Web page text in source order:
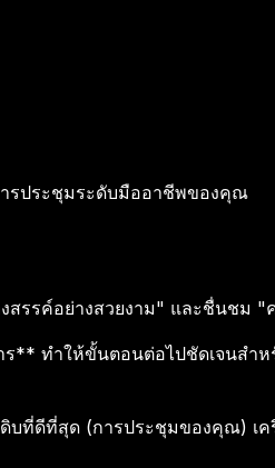
ารประชุมระดับมืออาชีพของคุณ
งสรรค์อย่างสวยงาม" และชื่นชม
** ทำให้ขั้นตอนต่อไปชัดเจนสำ
ที่ดีที่สุด (การประชุมของคุณ) เ